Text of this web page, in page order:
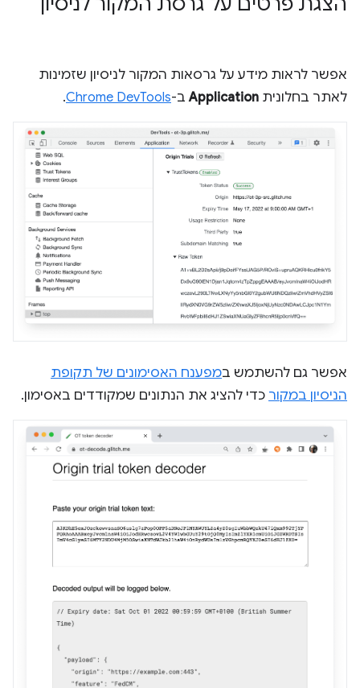
אפשר לראות מידע על גרסאות המקור לניסיון שזמינות
לאתר בחלונית Applicationב-Chrome DevTools
.
אפשר גם להשתמש במפענח האסימונים של תקופת
הניסיון במקור כדי להציג את הנתונים שמקודדים באסימון.